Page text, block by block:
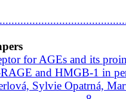
for AGEs and its
and HMGB-1 in
Sylvie Opatrná,